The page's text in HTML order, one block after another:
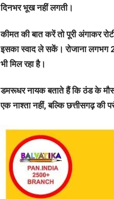
दिनभर भूख नहीं लगती।
कीमत की बात करें तो पूरी अंगाकर
इसका स्वाद ले सकें। रोजाना लगभग
भी मिल रहा है।
डमरूधर नायक बताते हैं कि ठंड के
एक नाश्ता नहीं, बल्कि छत्तीसगढ़ की